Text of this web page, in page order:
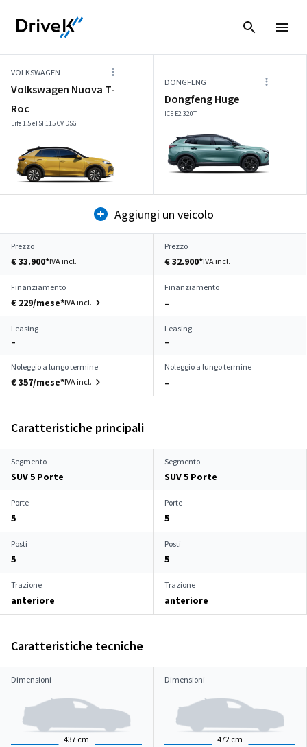
VOLKSWAGEN
Volkswagen Nuova T-
Roc
Life 1.5 eTSI 115 CV DSG
DONGFENG
Dongfeng Huge
ICE E2 320T
Aggiungi un veicolo
Prezzo
€ 33.900*IVA incl.
Prezzo
€ 32.900*IVA incl.
Finanziamento
€ 229/mese*IVA incl.
Finanziamento
–
Leasing
–
Leasing
–
Noleggio a lungo termine
€ 357/mese*IVA incl.
Noleggio a lungo termine
–
Caratteristiche principali
Segmento
SUV 5 Porte
Segmento
SUV 5 Porte
Porte
5
Porte
5
Posti
5
Posti
5
Trazione
anteriore
Trazione
anteriore
Caratteristiche tecniche
Dimensioni
437 cm
Dimensioni
472 cm